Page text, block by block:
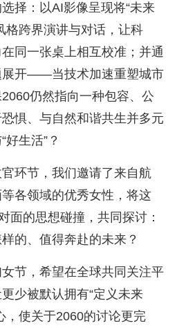
择：以AI影像呈现将“未来
格跨界演讲与对话，让科
同一张桌上相互校准；并通
展开——当技术加速重塑城市
仍然指向一种包容、公
惧、与自然和谐共生并多元
生活”？
环节，我们邀请了来自航
各领域的优秀女性，将这
面的思想碰撞，共同探讨：
的、值得奔赴的未来？
节，希望在全球共同关注平
少被默认拥有“定义未来
，使关于2060的讨论更完